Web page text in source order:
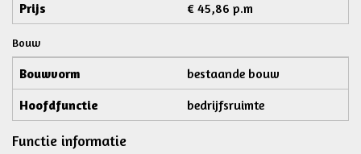
Prijs € 45,86 p.m
Bouw
Bouwvorm
bestaande bouw
Hoofdfunctie
bedrijfsruimte
Functie informatie